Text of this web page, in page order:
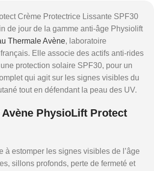
Crème Protectrice Lissante SPF30
de jour de la gamme anti-âge Physiolift
Thermale Avène, laboratoire
Elle associe des actifs anti-rides
protection solaire SPF30, pour un
qui agit sur les signes visibles du
tout en défendant la peau des UV.
PhysioLift Protect
à estomper les signes visibles de l’âge
sillons profonds, perte de fermeté et